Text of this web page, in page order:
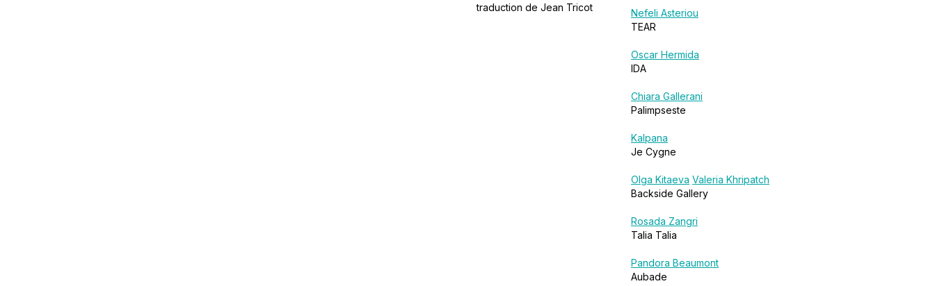
traduction de Jean Tricot
Nefeli Asteriou
TEAR
Oscar Hermida
IDA
Chiara Gallerani
Palimpseste
Kalpana
Je Cygne
Olga Kitaeva Valeria Khripatch
Backside Gallery
Rosada Zangri
Talia Talia
Pandora Beaumont
Aubade